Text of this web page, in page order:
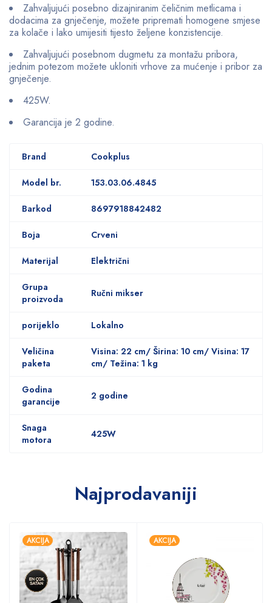
Zahvaljujući posebno dizajniranim čeličnim metlicama i
dodacima za gnječenje, možete pripremati homogene smjese
za kolače i lako umijesiti tijesto željene konzistencije.
Zahvaljujući posebnom dugmetu za montažu pribora,
jednim potezom možete ukloniti vrhove za mućenje i pribor za
gnječenje.
425W.
Garancija je 2 godine.
Brand Cookplus
Model br. 153.03.06.4845
Barkod 8697918842482
Boja Crveni
Materijal Električni
Grupa
proizvoda
Ručni mikser
porijeklo Lokalno
Veličina
paketa
Visina: 22 cm/ Širina: 10 cm/ Visina: 17
cm/ Težina: 1 kg
Godina
garancije
2 godine
Snaga
motora
425W
Najprodavaniji
AKCIJA AKCIJA